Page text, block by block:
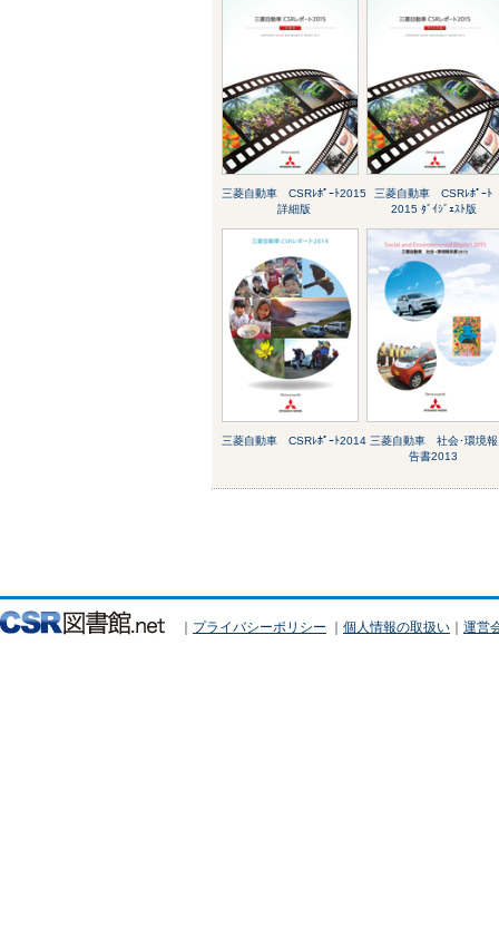
三菱自動車 CSRﾚﾎﾟｰﾄ2015
詳細版
三菱自動車 CSRﾚﾎﾟｰﾄ
2015 ﾀﾞｲｼﾞｪｽﾄ版
三菱自動車 CSRﾚﾎﾟｰﾄ2014 三菱自動車 社会･環境報
告書2013
｜ プライバシーポリシー ｜ 個人情報の取扱い ｜ 運営